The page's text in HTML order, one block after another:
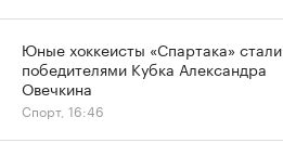
Юные хоккеисты «Спартака» стали
победителями Кубка Александра
Овечкина
Спорт, 16:46